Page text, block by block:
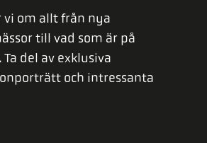
vi om allt från nya
till vad som är på
del av exklusiva
och intressanta